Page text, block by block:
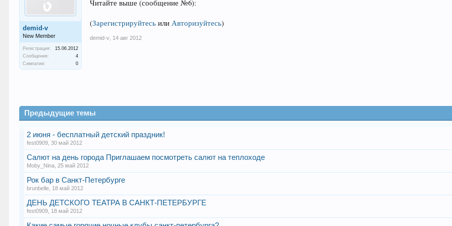
demid-v
New Member
Регистрация:
15.06.2012
Сообщения:
4
Симпатии:
0
Читайте выше (сообщение №6):
(Зарегистрируйтесь илиАвторизуйтесь)
demid-v 14 авг 2012
Предыдущие темы
2 июня - бесплатный детский праздник!
fest0909 ,30 май 2012
Салют на день города Приглашаем посмотреть салют на теплоходе
Moby_Nina ,25 май 2012
Рок бар в Санкт-Петербурге
brunbelle 18 май 2012
ДЕНЬ ДЕТСКОГО ТЕАТРА В САНКТ-ПЕТЕРБУРГЕ
fest0909 18 май 2012